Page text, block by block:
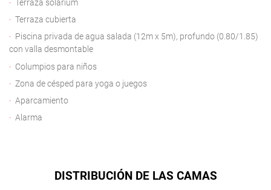
Terraza solárium
Terraza cubierta
Piscina privada de agua salada (12m x 5m), profundo (0.80/1.85)
con valla desmontable
Columpios para niños
Zona de césped para yoga o juegos
Aparcamiento
Alarma
DISTRIBUCIÓN DE LAS CAMAS